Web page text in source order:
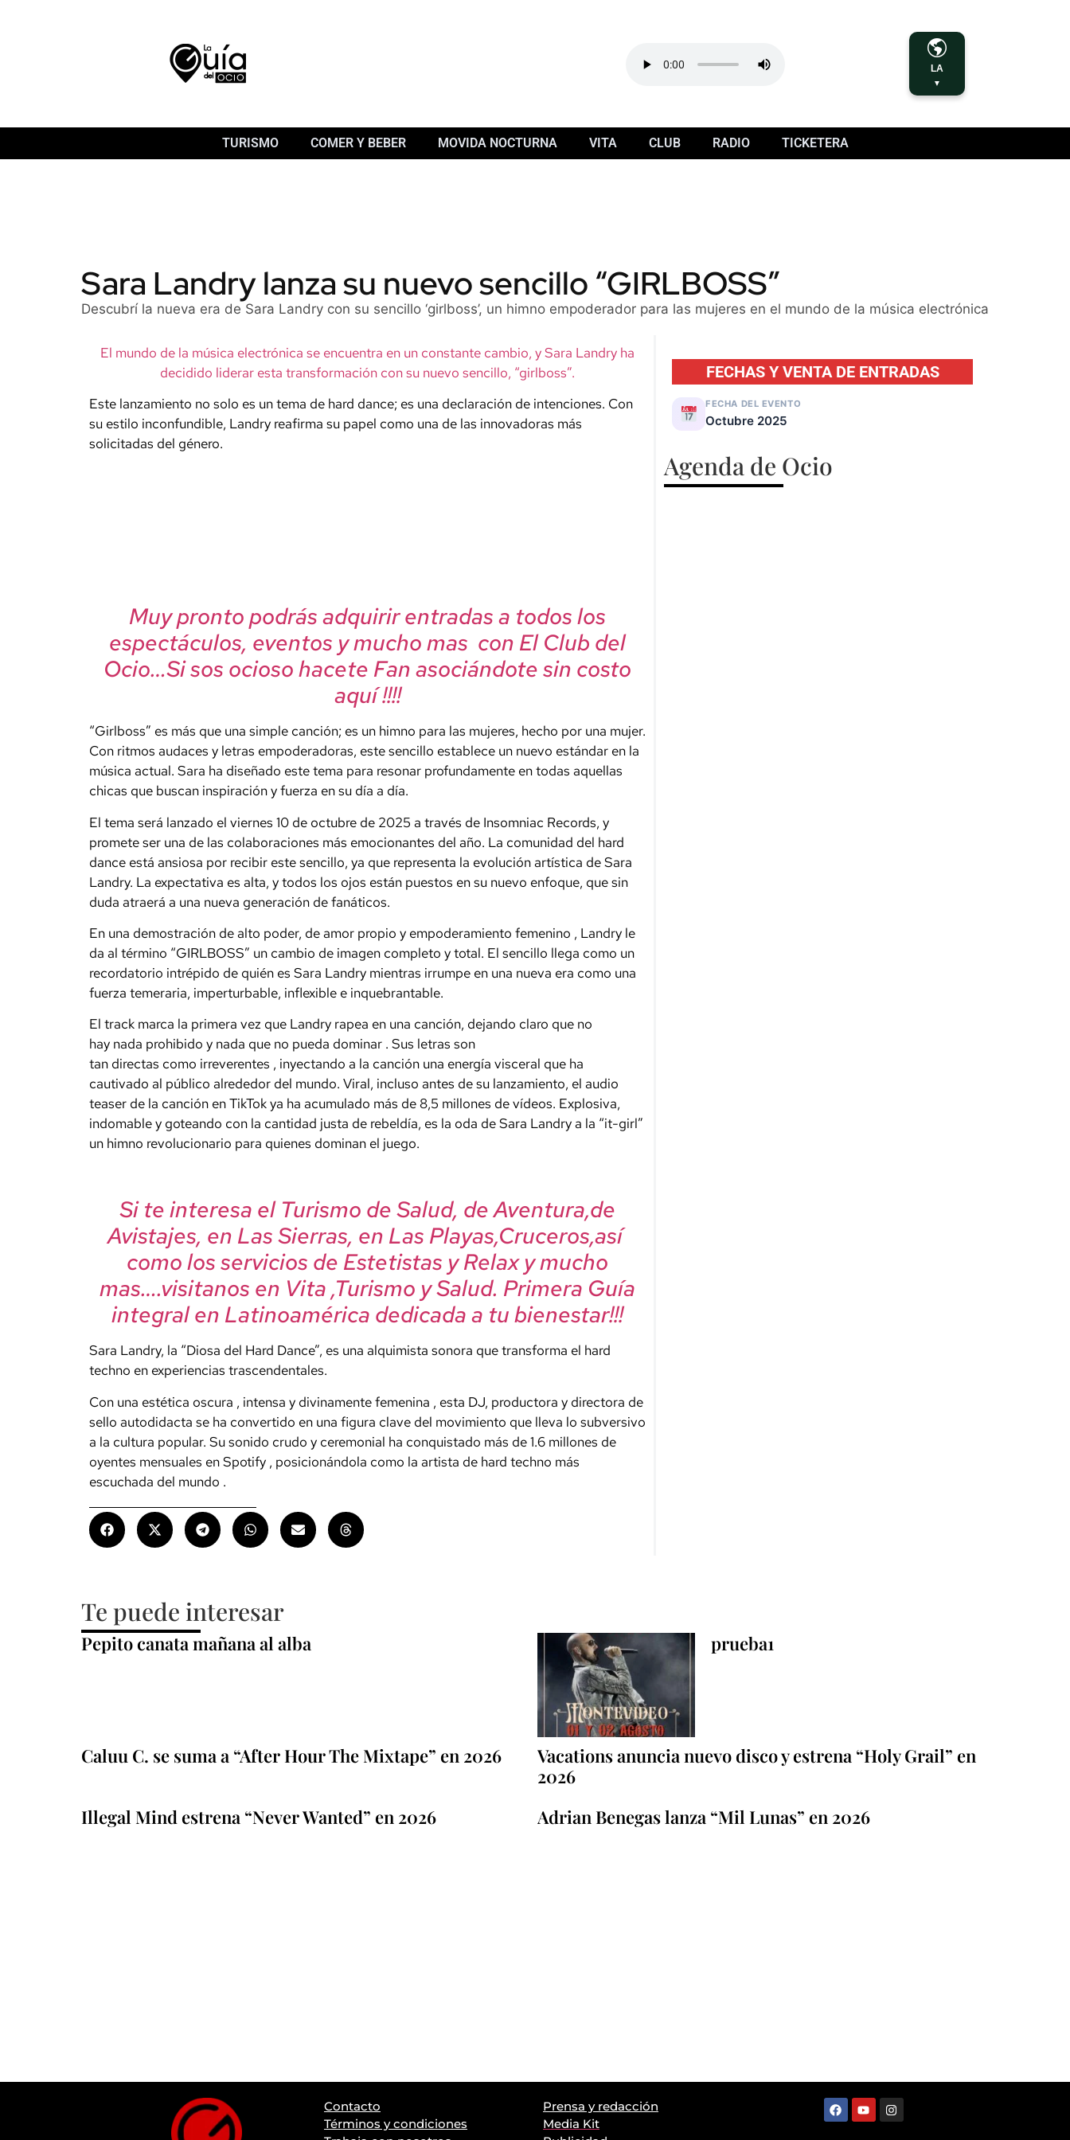
LA
▼
TURISMO COMER Y BEBER MOVIDA NOCTURNA VITA CLUB RADIO TICKETERA
Sara Landry lanza su nuevo sencillo “GIRLBOSS”
Descubrí la nueva era de Sara Landry con su sencillo ‘girlboss’, un himno empoderador para las mujeres en el mundo de la música electrónica
El mundo de la música electrónica se encuentra en un constante cambio, y Sara Landry ha
decidido liderar esta transformación con su nuevo sencillo, “girlboss”.
Este lanzamiento no solo es un tema de hard dance; es una declaración de intenciones. Con
su estilo inconfundible, Landry reafirma su papel como una de las innovadoras más
solicitadas del género.
Muy pronto podrás adquirir entradas a todos los
espectáculos, eventos y mucho mas con El Club del
Ocio…Si sos ocioso hacete Fan asociándote sin costo
aquí !!!!
“Girlboss” es más que una simple canción; es un himno para las mujeres, hecho por una mujer.
Con ritmos audaces y letras empoderadoras, este sencillo establece un nuevo estándar en la
música actual. Sara ha diseñado este tema para resonar profundamente en todas aquellas
chicas que buscan inspiración y fuerza en su día a día.
El tema será lanzado el viernes 10 de octubre de 2025 a través de Insomniac Records, y
promete ser una de las colaboraciones más emocionantes del año. La comunidad del hard
dance está ansiosa por recibir este sencillo, ya que representa la evolución artística de Sara
Landry. La expectativa es alta, y todos los ojos están puestos en su nuevo enfoque, que sin
duda atraerá a una nueva generación de fanáticos.
En una demostración dealto poder, de amor propio y empoderamiento femenino , Landry le
da al término “GIRLBOSS” un cambio de imagen completo y total. El sencillo llega como un
recordatorio intrépido de quién es Sara Landry mientras irrumpe en una nueva era como una
fuerza temeraria, imperturbable, inflexible e inquebrantable.
El track marca la primera vez que Landry rapea en una canción, dejando claro que no
hay nada prohibido y nada que no pueda dominar . Sus letras son
tan directas como irreverentes , inyectando a la canción una energía visceral que ha
cautivado al público alrededor del mundo. Viral, incluso antes de su lanzamiento, el audio
teaser de la canción en TikTok ya ha acumulado más de 8,5 millones de vídeos. Explosiva,
indomable y goteando con la cantidad justa de rebeldía, es la oda de Sara Landry a la “it-girl”
un himno revolucionario para quienes dominan el juego.
Si te interesa el Turismo de Salud, de Aventura,de
Avistajes, en Las Sierras, en Las Playas,Cruceros,así
como los servicios de Estetistas y Relax y mucho
mas….visitanos en Vita ,Turismo y Salud. Primera Guía
integral en Latinoamérica dedicada a tu bienestar!!!
Sara Landry, la “Diosa del Hard Dance”, es una alquimista sonora que transforma el hard
techno en experiencias trascendentales.
Con una estética oscura , intensa y divinamentefemenina , esta DJ, productora y directora de
sello autodidacta se ha convertido en una figura clave del movimiento que lleva lo subversivo
a la cultura popular. Su sonido crudo y ceremonial ha conquistado más de1.6 millones de
oyentes mensuales en Spotify , posicionándola como la artista de hard techno más
escuchada del mundo .
FECHAS Y VENTA DE ENTRADAS
FECHA DEL EVENTO
Octubre 2025
Agenda de Ocio
Te puede interesar
Pepito canata mañana al alba prueba1
Caluu C. se suma a “After Hour The Mixtape” en 2026
Vacations anuncia nuevo disco y estrena “Holy Grail” en
2026
Illegal Mind estrena “Never Wanted” en 2026
Adrian Benegas lanza “Mil Lunas” en 2026
Contacto
Términos y condiciones
Prensa y redacción
Media Kit